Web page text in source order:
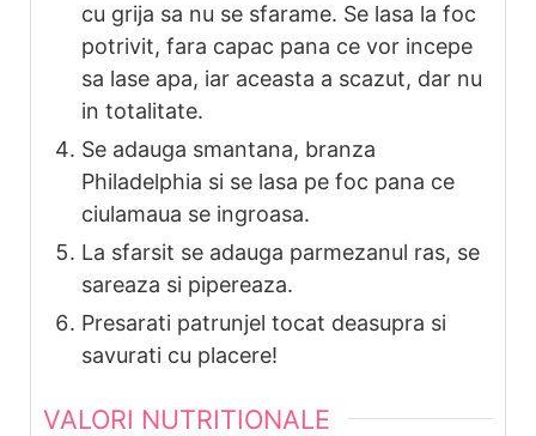
cu grija sa nu se sfarame. Se lasa la foc
potrivit, fara capac pana ce vor incepe
sa lase apa, iar aceasta a scazut, dar nu
in totalitate.
Se adauga smantana, branza
Philadelphia si se lasa pe foc pana ce
ciulamaua se ingroasa.
La sfarsit se adauga parmezanul ras, se
sareaza si pipereaza.
Presarati patrunjel tocat deasupra si
savurati cu placere!
VALORI NUTRITIONALE